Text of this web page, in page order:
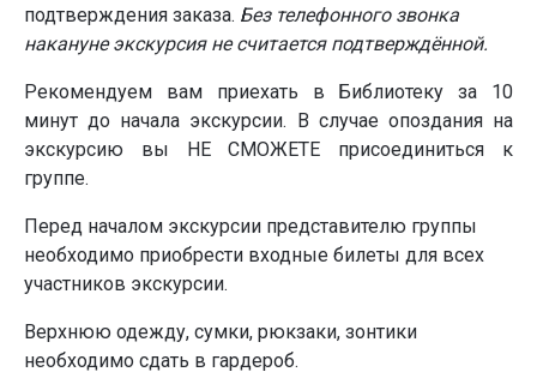
подтверждения заказа. Без телефонного звонка
накануне экскурсия не считается подтверждённой.
Рекомендуем вам приехать в Библиотеку за 10
минут до начала экскурсии. В случае опоздания на
экскурсию вы НЕ СМОЖЕТЕ присоединиться к
группе.
Перед началом экскурсии представителю группы
необходимо приобрести входные билеты для всех
участников экскурсии.
Верхнюю одежду, сумки, рюкзаки, зонтики
необходимо сдать в гардероб.